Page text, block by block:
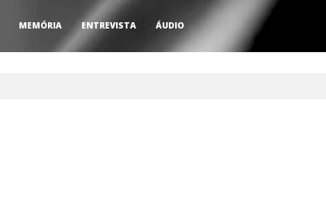
MEMÓRIA ENTREVISTA ÁUDIO